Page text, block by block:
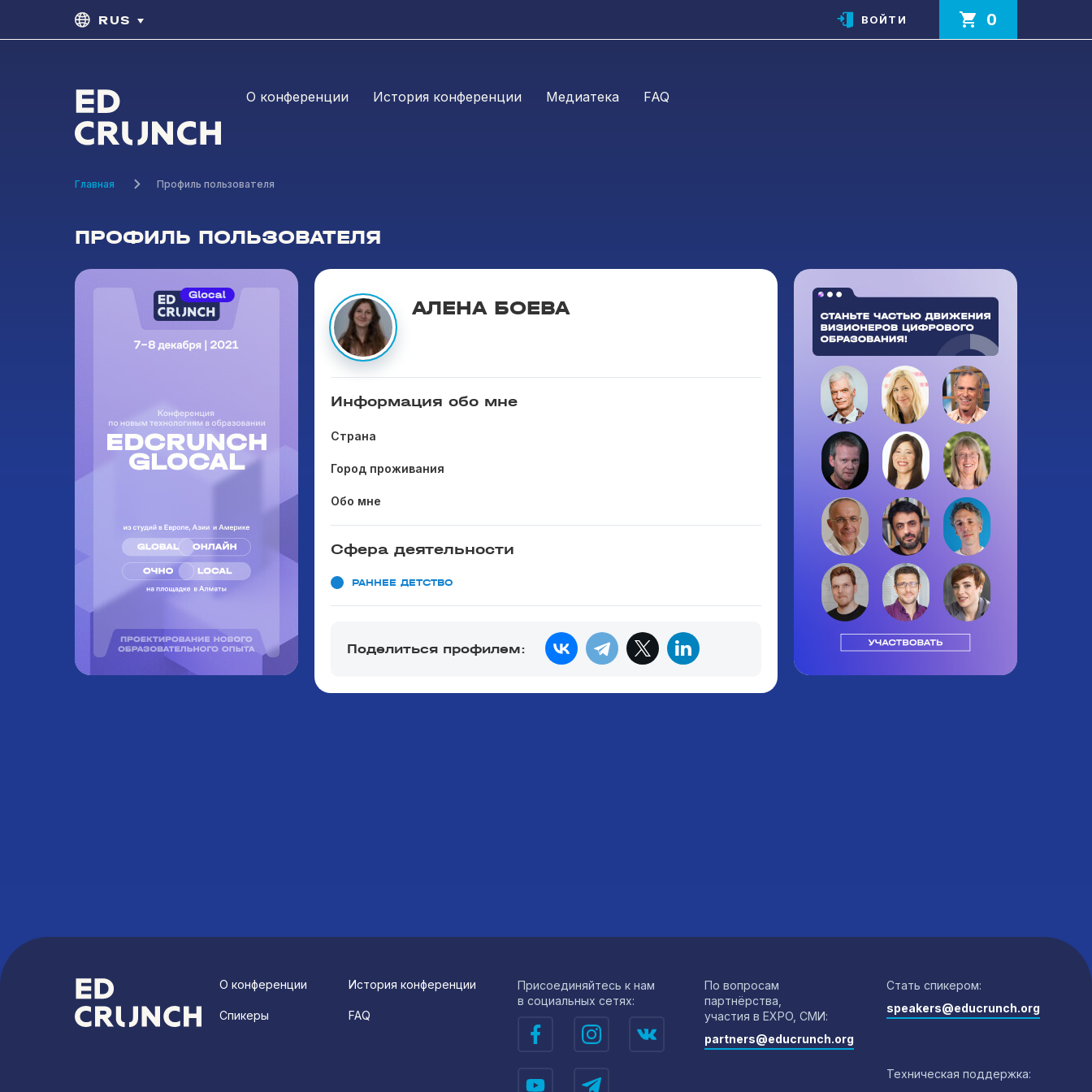
RUS ВОЙТИ 0
О конференции История конференции Медиатека FAQ
Главная Профиль пользователя
ПРОФИЛЬ ПОЛЬЗОВАТЕЛЯ
АЛЕНА БОЕВА
Информация обо мне
Страна
Город проживания
Обо мне
Сфера деятельности
РАННЕЕ ДЕТСТВО
Поделиться профилем:
О конференции
Спикеры
История конференции
FAQ
Присоединяйтесь к нам
в социальных сетях:
По вопросам
партнёрства,
участия в EXPO, СМИ:
partners@educrunch.org
Стать спикером:
speakers@educrunch.org
Техническая поддержка: